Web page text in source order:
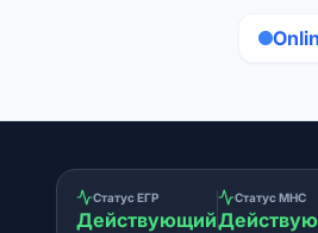
Статус ЕГР
Действующий
Статус МНС